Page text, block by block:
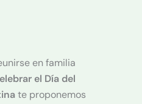
en familia
el Día del
te proponemos